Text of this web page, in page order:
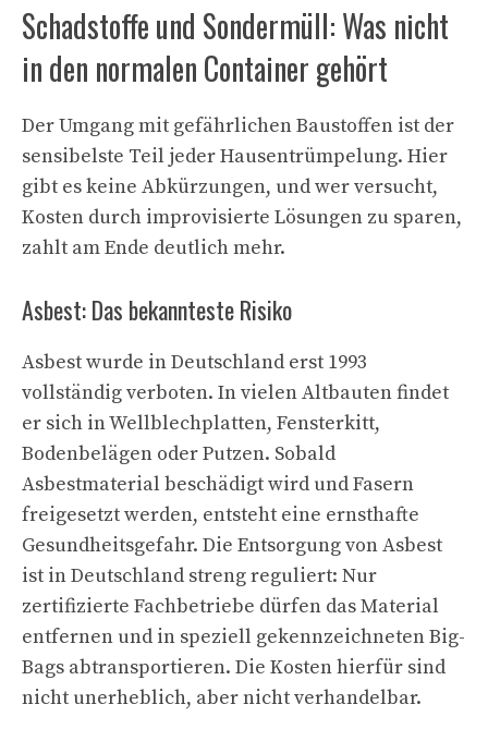
Schadstoffe und Sondermüll: Was nicht
in den normalen Container gehört
Der Umgang mit gefährlichen Baustoffen ist der
sensibelste Teil jeder Hausentrümpelung. Hier
gibt es keine Abkürzungen, und wer versucht,
Kosten durch improvisierte Lösungen zu sparen,
zahlt am Ende deutlich mehr.
Asbest: Das bekannteste Risiko
Asbest wurde in Deutschland erst 1993
vollständig verboten. In vielen Altbauten findet
er sich in Wellblechplatten, Fensterkitt,
Bodenbelägen oder Putzen. Sobald
Asbestmaterial beschädigt wird und Fasern
freigesetzt werden, entsteht eine ernsthafte
Gesundheitsgefahr. Die Entsorgung von Asbest
ist in Deutschland streng reguliert: Nur
zertifizierte Fachbetriebe dürfen das Material
entfernen und in speziell gekennzeichneten Big-
Bags abtransportieren. Die Kosten hierfür sind
nicht unerheblich, aber nicht verhandelbar.